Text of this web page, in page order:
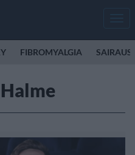
FIBROMYALGIA SAIRAUS